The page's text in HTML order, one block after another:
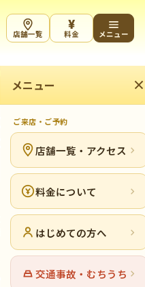
店舗一覧
¥
料金 メニュー
メニュー
ご来店・ご予約
店舗一覧・アクセス
料金について
はじめての方へ
交通事故・むちうち
得していればいい」は本当か。頚椎
ればいい」は本
ンフォームド・
いたまの整骨院グループとん
道整復師・代表）が執筆して